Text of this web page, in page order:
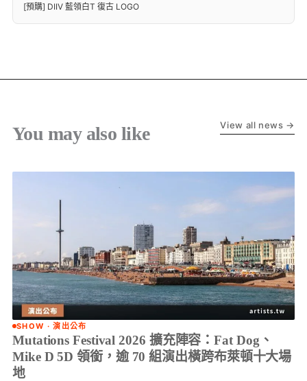
[預購] DIIV 藍領白T 復古 LOGO
You may also like View all news →
SHOW · 演出公布
Mutations Festival 2026 擴充陣容：Fat Dog、
Mike D 5D 領銜，逾 70 組演出橫跨布萊頓十大場
地